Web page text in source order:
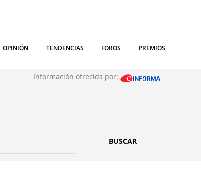
OPINIÓN TENDENCIAS FOROS PREMIOS
Información ofrecida por:
BUSCAR